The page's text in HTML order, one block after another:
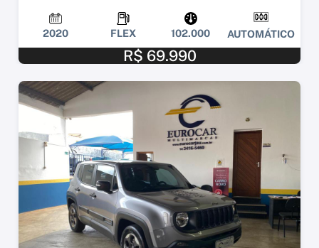
2020 FLEX 102.000 AUTOMÁTICO
R$ 69.990